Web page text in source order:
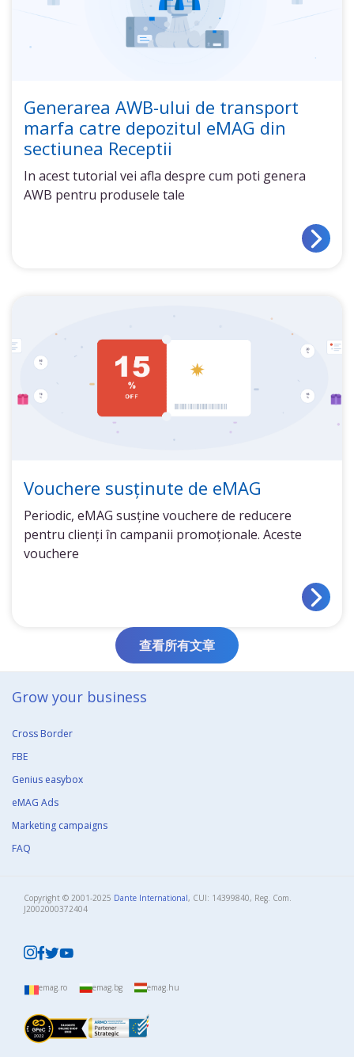
Generarea AWB-ului de transport
marfa catre depozitul eMAG din
sectiunea Receptii
In acest tutorial vei afla despre cum poti genera
AWB pentru produsele tale
Vouchere susținute de eMAG
Periodic, eMAG susține vouchere de reducere
pentru clienți în campanii promoționale. Aceste
vouchere
查看所有文章
Grow your business​
Cross Border
FBE
Genius easybox
eMAG Ads
Marketing campaigns
FAQ
Copyright © 2001-2025 Dante International, CUI: 14399840, Reg. Com.
J2002000372404​
emag.ro emag.bg emag.hu